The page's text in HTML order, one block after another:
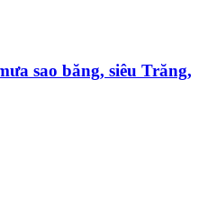
sao băng, siêu Trăng,